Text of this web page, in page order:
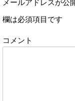
欄は必須項目です
コメント